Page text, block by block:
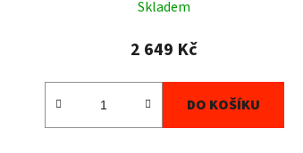
Skladem
2 649 Kč
DO KOŠÍKU